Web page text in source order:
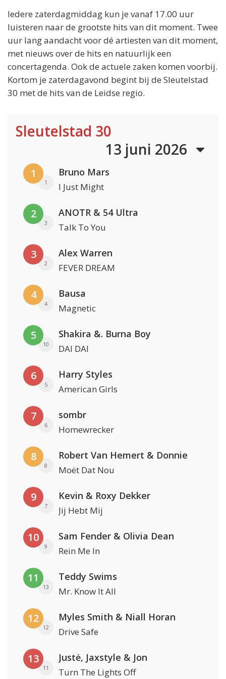
Iedere zaterdagmiddag kun je vanaf 17.00 uur
luisteren naar de grootste hits van dit moment. Twee
uur lang aandacht voor dé artiesten van dit moment,
met nieuws over de hits en natuurlijk een
concertagenda. Ook de actuele zaken komen voorbij.
Kortom je zaterdagavond begint bij de Sleutelstad
30 met de hits van de Leidse regio.
Sleutelstad 30
13 juni 2026
1
1
Bruno Mars
I Just Might
2
3
ANOTR & 54 Ultra
Talk To You
3
2
Alex Warren
FEVER DREAM
4
4
Bausa
Magnetic
5
10
Shakira &. Burna Boy
DAI DAI
6
5
Harry Styles
American Girls
7
6
sombr
Homewrecker
8
8
Robert Van Hemert & Donnie
Moët Dat Nou
9
7
Kevin & Roxy Dekker
Jij Hebt Mij
10
9
Sam Fender & Olivia Dean
Rein Me In
11
13
Teddy Swims
Mr. Know It All
12
12
Myles Smith & Niall Horan
Drive Safe
13
11
Justė, Jaxstyle & Jon
Turn The Lights Off